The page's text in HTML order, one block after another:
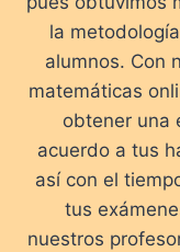
la
alumnos. Con
matemáticas
obtener una
acuerdo a tus
así con el
tus
nuestros